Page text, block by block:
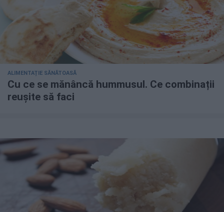
ALIMENTAȚIE SĂNĂTOASĂ
Cu ce se mănâncă hummusul. Ce combinații
reușite să faci